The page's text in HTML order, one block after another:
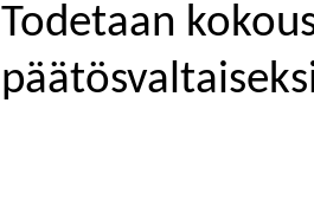
Todetaan